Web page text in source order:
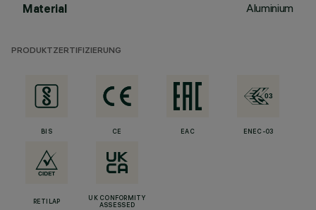
Material Aluminium
PRODUKTZERTIFIZIERUNG
BIS CE EAC ENEC-03
RETILAP
UK CONFORMITY
ASSESSED